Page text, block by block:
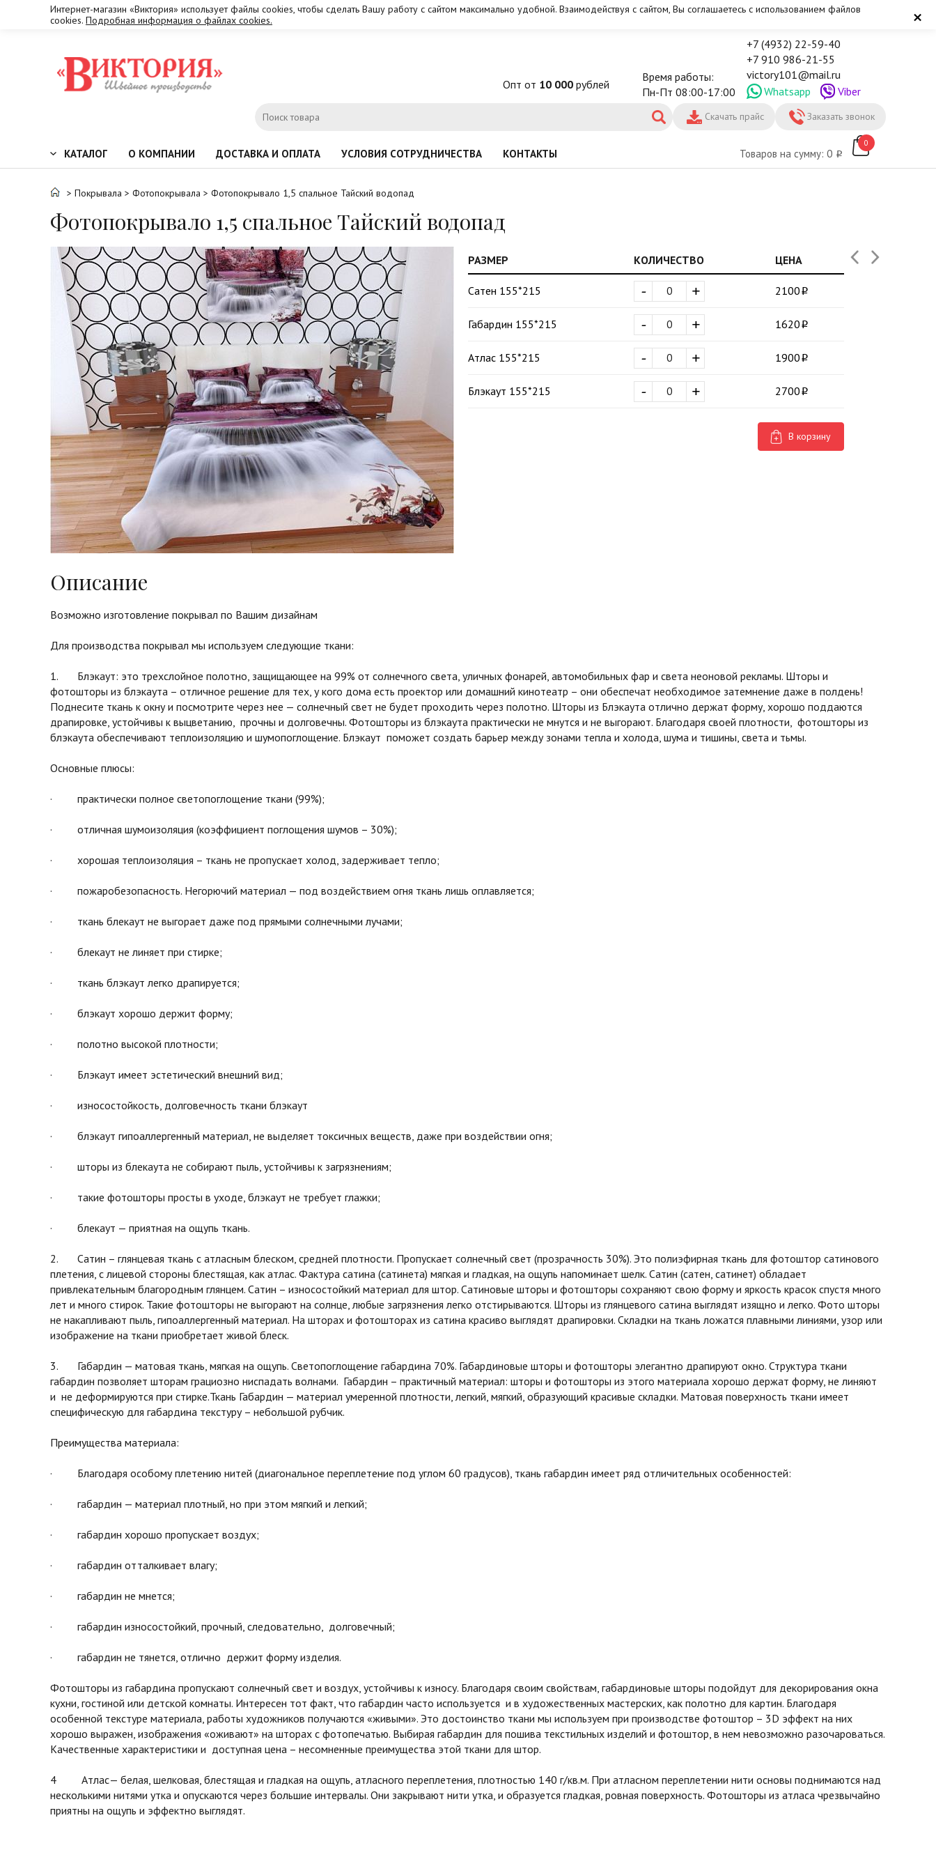
×
Интернет-магазин «Виктория» использует файлы cookies, чтобы сделать Вашу работу с сайтом максимально удобной. Взаимодействуя с сайтом, Вы соглашаетесь с использованием файлов
cookies. Подробная информация о файлах cookies.
Опт от 10 000 рублей
Время работы:
Пн-Пт 08:00-17:00
+7 (4932) 22-59-40
+7 910 986-21-55
victory101@mail.ru
Whatsapp
Viber
Заказать звонок
Скачать прайс
КАТАЛОГ О КОМПАНИИ ДОСТАВКА И ОПЛАТА УСЛОВИЯ СОТРУДНИЧЕСТВА КОНТАКТЫ Товаров на сумму: 0
0
> Покрывала > Фотопокрывала > Фотопокрывало 1,5 спальное Тайский водопад
Фотопокрывало 1,5 спальное Тайский водопад
РАЗМЕР КОЛИЧЕСТВО ЦЕНА
Сатен 155*215 +
- 2100
Габардин 155*215 +
- 1620
Атлас 155*215 +
- 1900
Блэкаут 155*215 +
- 2700
В корзину
Описание
Возможно изготовление покрывал по Вашим дизайнам
Для производства покрывал мы используем следующие ткани:
1. Блэкаут: это трехслойное полотно, защищающее на 99% от солнечного света, уличных фонарей, автомобильных фар и света неоновой рекламы. Шторы и
фотошторы из блэкаута – отличное решение для тех, у кого дома есть проектор или домашний кинотеатр – они обеспечат необходимое затемнение даже в полдень!
Поднесите ткань к окну и посмотрите через нее — солнечный свет не будет проходить через полотно. Шторы из Блэкаута отлично держат форму, хорошо поддаются
драпировке, устойчивы к выцветанию, прочны и долговечны. Фотошторы из блэкаута практически не мнутся и не выгорают. Благодаря своей плотности, фотошторы из
блэкаута обеспечивают теплоизоляцию и шумопоглощение. Блэкаут поможет создать барьер между зонами тепла и холода, шума и тишины, света и тьмы.
Основные плюсы:
· практически полное светопоглощение ткани (99%);
· отличная шумоизоляция (коэффициент поглощения шумов – 30%);
· хорошая теплоизоляция – ткань не пропускает холод, задерживает тепло;
· пожаробезопасность. Негорючий материал — под воздействием огня ткань лишь оплавляется;
· ткань блекаут не выгорает даже под прямыми солнечными лучами;
· блекаут не линяет при стирке;
· ткань блэкаут легко драпируется;
· блэкаут хорошо держит форму;
· полотно высокой плотности;
· Блэкаут имеет эстетический внешний вид;
· износостойкость, долговечность ткани блэкаут
· блэкаут гипоаллергенный материал, не выделяет токсичных веществ, даже при воздействии огня;
· шторы из блекаута не собирают пыль, устойчивы к загрязнениям;
· такие фотошторы просты в уходе, блэкаут не требует глажки;
· блекаут — приятная на ощупь ткань.
2. Сатин – глянцевая ткань с атласным блеском, средней плотности. Пропускает солнечный свет (прозрачность 30%). Это полиэфирная ткань для фотоштор сатинового
плетения, с лицевой стороны блестящая, как атлас. Фактура сатина (сатинета) мягкая и гладкая, на ощупь напоминает шелк. Сатин (сатен, сатинет) обладает
привлекательным благородным глянцем. Сатин – износостойкий материал для штор. Сатиновые шторы и фотошторы сохраняют свою форму и яркость красок спустя много
лет и много стирок. Такие фотошторы не выгорают на солнце, любые загрязнения легко отстирываются. Шторы из глянцевого сатина выглядят изящно и легко. Фото шторы
не накапливают пыль, гипоаллергенный материал. На шторах и фотошторах из сатина красиво выглядят драпировки. Складки на ткань ложатся плавными линиями, узор или
изображение на ткани приобретает живой блеск.
3. Габардин — матовая ткань, мягкая на ощупь. Светопоглощение габардина 70%. Габардиновые шторы и фотошторы элегантно драпируют окно. Структура ткани
габардин позволяет шторам грациозно ниспадать волнами. Габардин – практичный материал: шторы и фотошторы из этого материала хорошо держат форму, не линяют
и не деформируются при стирке.Ткань Габардин — материал умеренной плотности, легкий, мягкий, образующий красивые складки. Матовая поверхность ткани имеет
специфическую для габардина текстуру – небольшой рубчик.
Преимущества материала:
· Благодаря особому плетению нитей (диагональное переплетение под углом 60 градусов), ткань габардин имеет ряд отличительных особенностей:
· габардин — материал плотный, но при этом мягкий и легкий;
· габардин хорошо пропускает воздух;
· габардин отталкивает влагу;
· габардин не мнется;
· габардин износостойкий, прочный, следовательно, долговечный;
· габардин не тянется, отлично держит форму изделия.
Фотошторы из габардина пропускают солнечный свет и воздух, устойчивы к износу. Благодаря своим свойствам, габардиновые шторы подойдут для декорирования окна
кухни, гостиной или детской комнаты. Интересен тот факт, что габардин часто используется и в художественных мастерских, как полотно для картин. Благодаря
особенной текстуре материала, работы художников получаются «живыми». Это достоинство ткани мы используем при производстве фотоштор – 3D эффект на них
хорошо выражен, изображения «оживают» на шторах с фотопечатью. Выбирая габардин для пошива текстильных изделий и фотоштор, в нем невозможно разочароваться.
Качественные характеристики и доступная цена – несомненные преимущества этой ткани для штор.
4 Атлас— белая, шелковая, блестящая и гладкая на ощупь, атласного переплетения, плотностью 140 г/кв.м. При атласном переплетении нити основы поднимаются над
несколькими нитями утка и опускаются через большие интервалы. Они закрывают нити утка, и образуется гладкая, ровная поверхность. Фотошторы из атласа чрезвычайно
приятны на ощупь и эффектно выглядят.